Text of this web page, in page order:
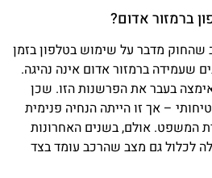
ברמזור אדום?
מדבר על שימוש בטלפון בזמן
שעמידה ברמזור אדום אינה נהיגה.
בעבר את הפרשנות הזו. שכן
– אך זו הייתה הנחיה פנימית
המשפט. אולם, בשנים האחרונות
לכלול גם מצב שהרכב עומד בצד